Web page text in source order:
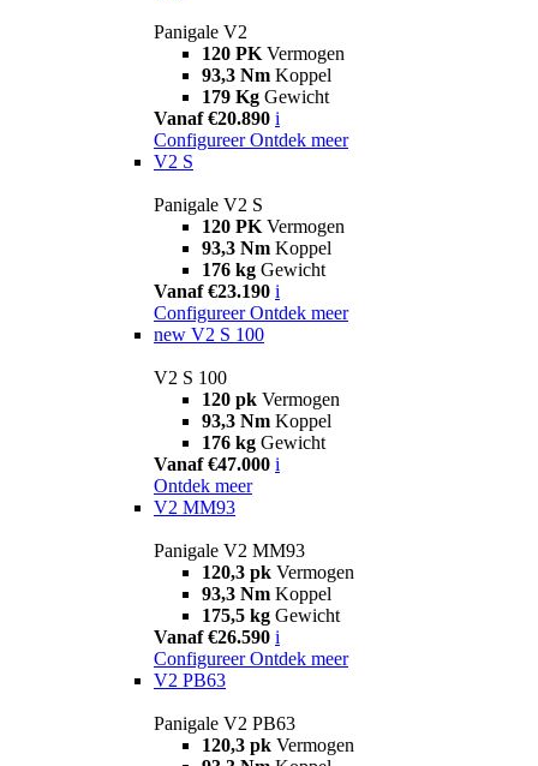
Panigale V2
120 PK Vermogen
93,3 Nm Koppel
179 Kg Gewicht
Vanaf €20.890 i
Configureer Ontdek meer
V2 S
Panigale V2 S
120 PK Vermogen
93,3 Nm Koppel
176 kg Gewicht
Vanaf €23.190 i
Configureer Ontdek meer
new V2 S 100
V2 S 100
120 pk Vermogen
93,3 Nm Koppel
176 kg Gewicht
Vanaf €47.000 i
Ontdek meer
V2 MM93
Panigale V2 MM93
120,3 pk Vermogen
93,3 Nm Koppel
175,5 kg Gewicht
Vanaf €26.590 i
Configureer Ontdek meer
V2 PB63
Panigale V2 PB63
120,3 pk Vermogen